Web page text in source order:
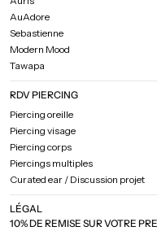
10% DE REMISE SUR VOTRE
AuAdore
Sebastienne
Modern Mood
Tawapa
RDV PIERCING
Piercing oreille
Piercing visage
Piercing corps
Piercings multiples
Curated ear / Discussion projet
LÉGAL